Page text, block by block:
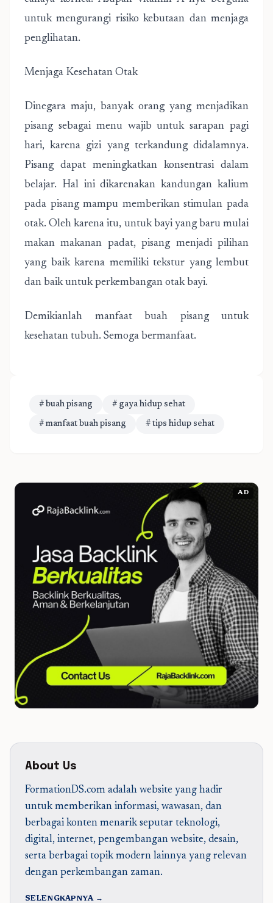
untuk mengurangi risiko kebutaan dan menjaga
penglihatan.
Menjaga Kesehatan Otak
Dinegara maju, banyak orang yang menjadikan
pisang sebagai menu wajib untuk sarapan pagi
hari, karena gizi yang terkandung didalamnya.
Pisang dapat meningkatkan konsentrasi dalam
belajar. Hal ini dikarenakan kandungan kalium
pada pisang mampu memberikan stimulan pada
otak. Oleh karena itu, untuk bayi yang baru mulai
makan makanan padat, pisang menjadi pilihan
yang baik karena memiliki tekstur yang lembut
dan baik untuk perkembangan otak bayi.
Demikianlah manfaat buah pisang untuk
kesehatan tubuh. Semoga bermanfaat.
# buah pisang # gaya hidup sehat
# manfaat buah pisang # tips hidup sehat
AD
About Us
FormationDS.com adalah website yang hadir
untuk memberikan informasi, wawasan, dan
berbagai konten menarik seputar teknologi,
digital, internet, pengembangan website, desain,
serta berbagai topik modern lainnya yang relevan
dengan perkembangan zaman.
SELENGKAPNYA →